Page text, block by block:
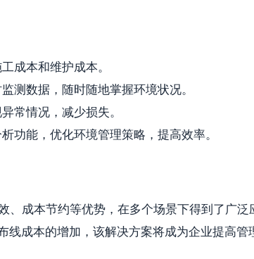
成本和维护成本。
测数据，随时随地掌握环境状况。
常情况，减少损失。
功能，优化环境管理策略，提高效率。
、成本节约等优势，在多个场景下得到了广泛
线成本的增加，该解决方案将成为企业提高管